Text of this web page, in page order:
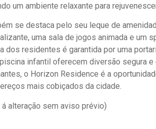
um ambiente relaxante para
se destaca pelo seu leque de
uma sala de jogos animada e um
dos residentes é garantida por uma
infantil oferecem diversão segura
o Horizon Residence é a
mais cobiçados da cidade.
alteração sem aviso prévio)